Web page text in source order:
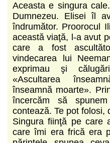
Aceasta e singura
Dumnezeu. Elisei îl
îndrumător. Proorocul
această viaţă, l-a avut
care a fost
vindecarea lui
exprimau şi
«Ascultarea
înseamnă moarte».
încercăm să
contează. Te pot folosi,
Singura fiinţă pe care
care îmi era frică era